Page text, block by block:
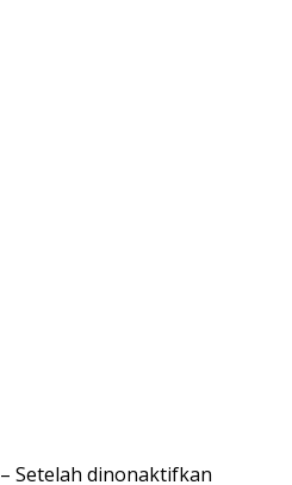
– Setelah dinonaktifkan